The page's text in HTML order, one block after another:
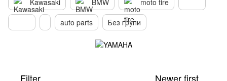
Kawasaki
BMW
moto tire
auto parts
Без групи
Filter Newer first